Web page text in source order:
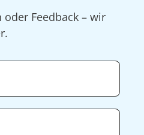
oder Feedback – wir